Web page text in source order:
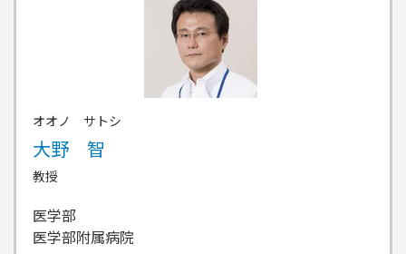
オオノ サトシ
大野 智
教授
医学部
医学部附属病院